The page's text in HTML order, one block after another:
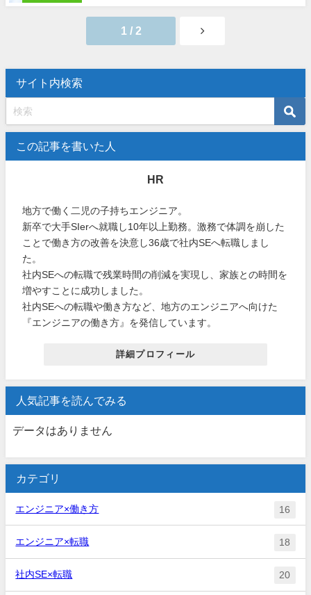
1 / 2
サイト内検索
この記事を書いた人
HR
地方で働く二児の子持ちエンジニア。
新卒で大手SIerへ就職し10年以上勤務。激務で体調を崩した
ことで働き方の改善を決意し36歳で社内SEへ転職しまし
た。
社内SEへの転職で残業時間の削減を実現し、家族との時間を
増やすことに成功しました。
社内SEへの転職や働き方など、地方のエンジニアへ向けた
『エンジニアの働き方』を発信しています。
詳細プロフィール
人気記事を読んでみる
データはありません
カテゴリ
エンジニア×働き方 16
エンジニア×転職 18
社内SE×転職 20